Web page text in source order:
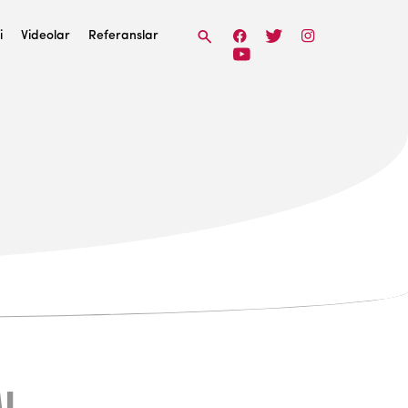
Videolar Referanslar